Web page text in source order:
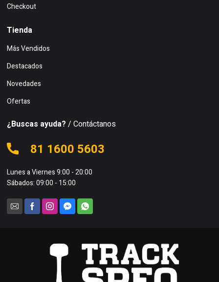
Checkout
Tienda
Más Vendidos
Destacados
Novedades
Ofertas
¿Buscas ayuda? / Contáctanos
81 1600 5603
Lunes a Viernes 9:00 - 20:00
Sábados: 09:00 - 15:00